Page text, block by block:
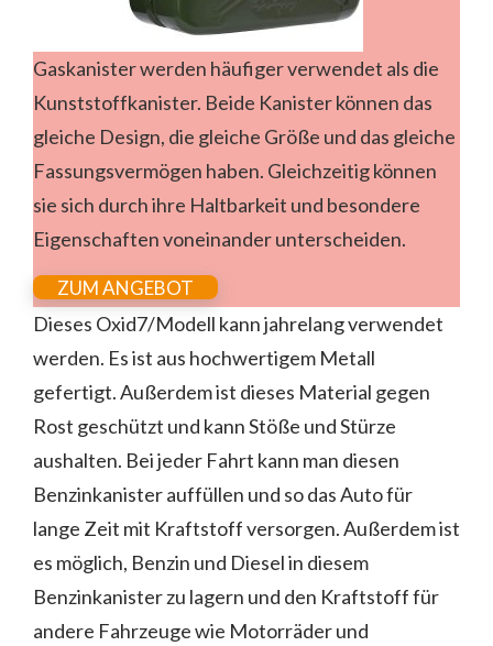
Gaskanister werden häufiger verwendet als die
Kunststoffkanister. Beide Kanister können das
gleiche Design, die gleiche Größe und das gleiche
Fassungsvermögen haben. Gleichzeitig können
sie sich durch ihre Haltbarkeit und besondere
Eigenschaften voneinander unterscheiden.
ZUM ANGEBOT
Dieses Oxid7/Modell kann jahrelang verwendet
werden. Es ist aus hochwertigem Metall
gefertigt. Außerdem ist dieses Material gegen
Rost geschützt und kann Stöße und Stürze
aushalten. Bei jeder Fahrt kann man diesen
Benzinkanister auffüllen und so das Auto für
lange Zeit mit Kraftstoff versorgen. Außerdem ist
es möglich, Benzin und Diesel in diesem
Benzinkanister zu lagern und den Kraftstoff für
andere Fahrzeuge wie Motorräder und